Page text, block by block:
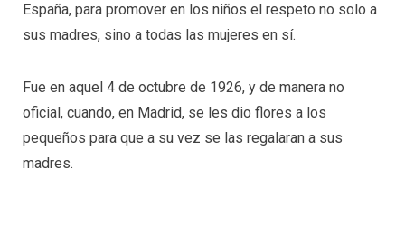
España, para promover en los niños el respeto no solo a
sus madres, sino a todas las mujeres en sí.
Fue en aquel 4 de octubre de 1926, y de manera no
oficial, cuando, en Madrid, se les dio flores a los
pequeños para que a su vez se las regalaran a sus
madres.